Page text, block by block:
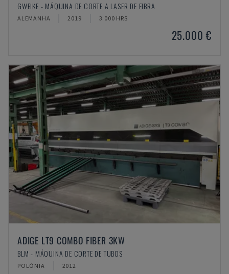
GWEIKE - MÁQUINA DE CORTE A LASER DE FIBRA
ALEMANHA 2019 3.000 HRS
25.000 €
ADIGE LT9 COMBO FIBER 3KW
BLM - MÁQUINA DE CORTE DE TUBOS
POLÓNIA 2012